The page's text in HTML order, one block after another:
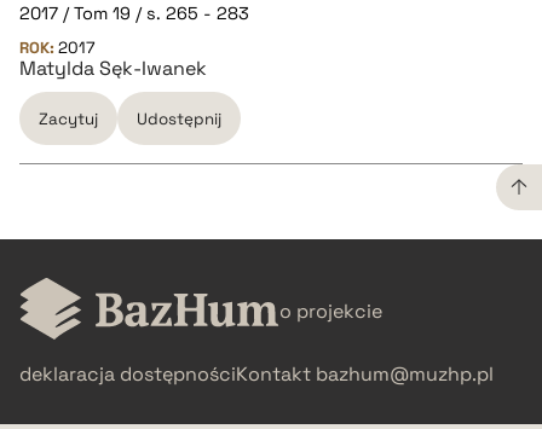
pobierz cytat
BIBTEX
pobierz cytat
2017 / Tom 19 / s. 265 - 283
ROK: 2017
Matylda Sęk-Iwanek
Zacytuj Udostępnij
CZYSTY TEKST
pobierz cytat
BIBTEX
o projekcie
deklaracja dostępnościKontakt bazhum@muzhp.pl